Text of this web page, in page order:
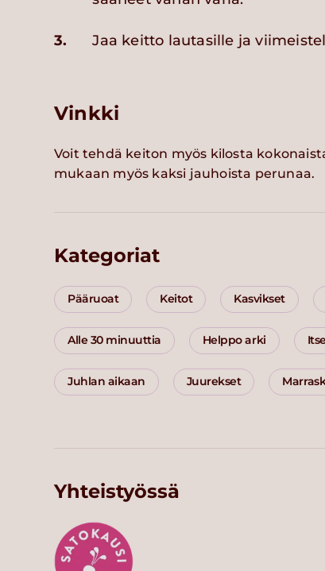
3. Jaa keitto lautasille ja
Vinkki
Voit tehdä keiton myös kilosta
mukaan myös kaksi jauhoista perunaa.
Kategoriat
Pääruoat Keitot Kasvikset
Alle 30 minuuttia Helppo arki
Juhlan aikaan Juurekset
Yhteistyössä